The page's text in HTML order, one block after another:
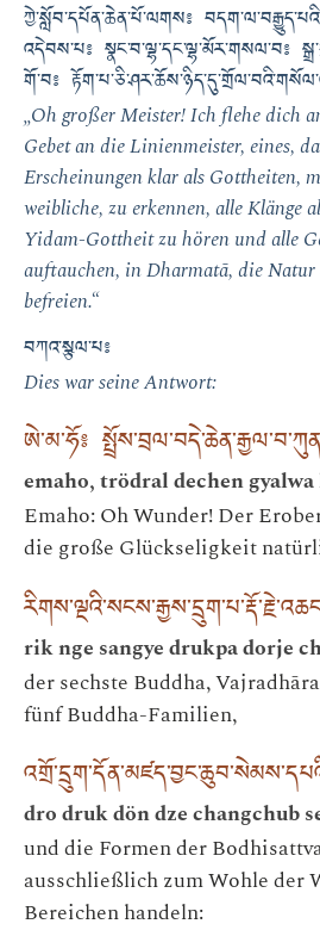
ཀྱེ་སློབ་དཔོན་ཆེན་པོ་ལགས༔
འདེབས་པ༔ སྣང་བ་ལྷ་དང་ལྷ་མོར་གསལ་བ༔
གོ་བ༔
„Oh großer Meister! Ich flehe dich
Gebet an die Linienmeister, eines,
Erscheinungen klar als Gottheiten,
weibliche, zu erkennen, alle Klänge
Yidam-Gottheit zu hören und alle
auftauchen, in Dharmatā, die
befreien.“
བཀའ་སྩལ་པ༔
Dies war seine Antwort:
ཨེ་མ་ཧོ༔
emaho, trödral dechen
Emaho: Oh Wunder! Der
die große Glückseligkeit
rik nge sangye drukpa dorje
der sechste Buddha,
fünf Buddha-Familien,
dro druk dön dze changchub
und die Formen der
ausschließlich zum Wohle der
Bereichen handeln: